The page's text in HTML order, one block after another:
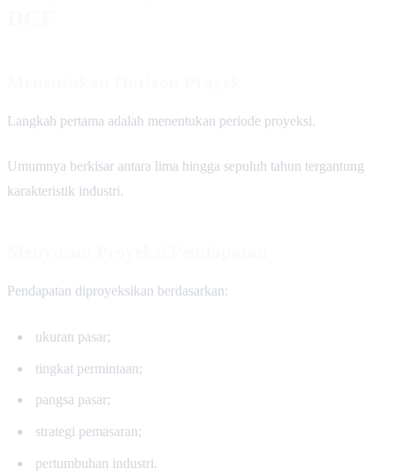
Langkah pertama adalah menentukan periode proyeksi.
Umumnya berkisar antara lima hingga sepuluh tahun tergantung
karakteristik industri.
Pendapatan diproyeksikan berdasarkan:
ukuran pasar;
tingkat permintaan;
pangsa pasar;
strategi pemasaran;
pertumbuhan industri.